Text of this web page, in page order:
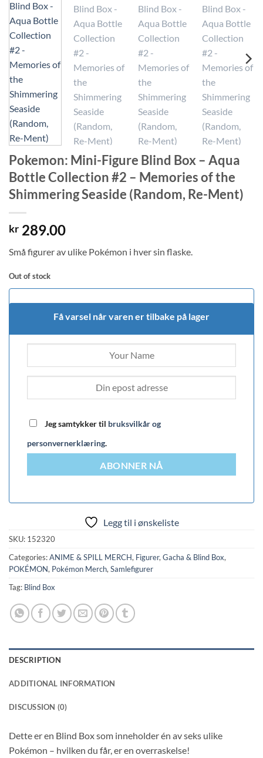
Pokemon: Mini-Figure Blind Box – Aqua
Bottle Collection #2 – Memories of the
Shimmering Seaside (Random, Re-Ment)
kr 289.00
Små figurer av ulike Pokémon i hver sin flaske.
Out of stock
Få varsel når varen er tilbake på lager
Jeg samtykker til bruksvilkår og
personvernerklæring.
ABONNER NÅ
Legg til i ønskeliste
SKU: 152320
Categories:ANIME & SPILL MERCH, Figurer, Gacha & Blind Box,
POKÉMON, Pokémon Merch, Samlefigurer
Tag: Blind Box
DESCRIPTION
ADDITIONAL INFORMATION
DISCUSSION (0)
Dette er en Blind Box som inneholder én av seks ulike
Pokémon – hvilken du får, er en overraskelse!